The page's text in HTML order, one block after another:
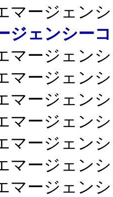
ージェンシ
ェンシーコ
ージェンシ
ージェンシ
ージェンシ
ージェンシ
ージェンシ
ージェンシ
ージェンシ